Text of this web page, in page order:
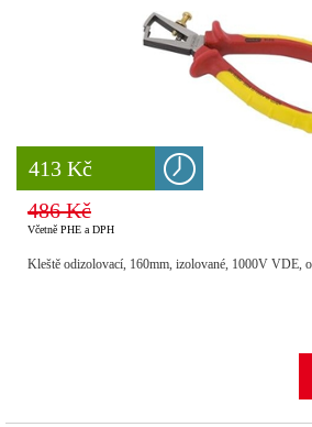
8 777 Kč
413 Kč
486 Kč
Včetně PHE a DPH
Kleště odizolovací, 160mm, izolované, 1000V VDE,